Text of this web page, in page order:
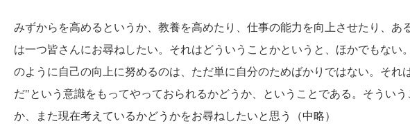
みずからを高めるというか、教養を高めたり、仕事の能力を向上させたり、
は一つ皆さんにお尋ねしたい。それはどういうことかというと、ほかでもな
のように自己の向上に努めるのは、ただ単に自分のためばかりではない。それ
だ"という意識をもってやっておられるかどうか、ということである。そうい
か、また現在考えているかどうかをお尋ねしたいと思う（中略）